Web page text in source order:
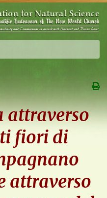
attraverso
fiori di
attraverso